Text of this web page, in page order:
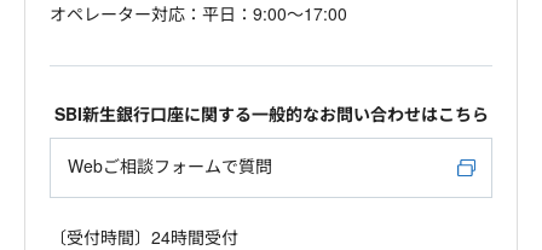
オペレーター対応：平日：9:00～17:00
SBI新生銀行口座に関する一般的なお問い合わせはこちら
Webご相談フォームで質問
〔受付時間〕24時間受付